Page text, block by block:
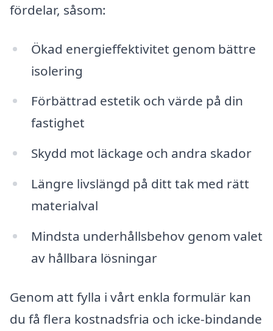
fördelar, såsom:
Ökad energieffektivitet genom bättre
isolering
Förbättrad estetik och värde på din
fastighet
Skydd mot läckage och andra skador
Längre livslängd på ditt tak med rätt
materialval
Mindsta underhållsbehov genom valet
av hållbara lösningar
Genom att fylla i vårt enkla formulär kan
du få flera kostnadsfria och icke-bindande